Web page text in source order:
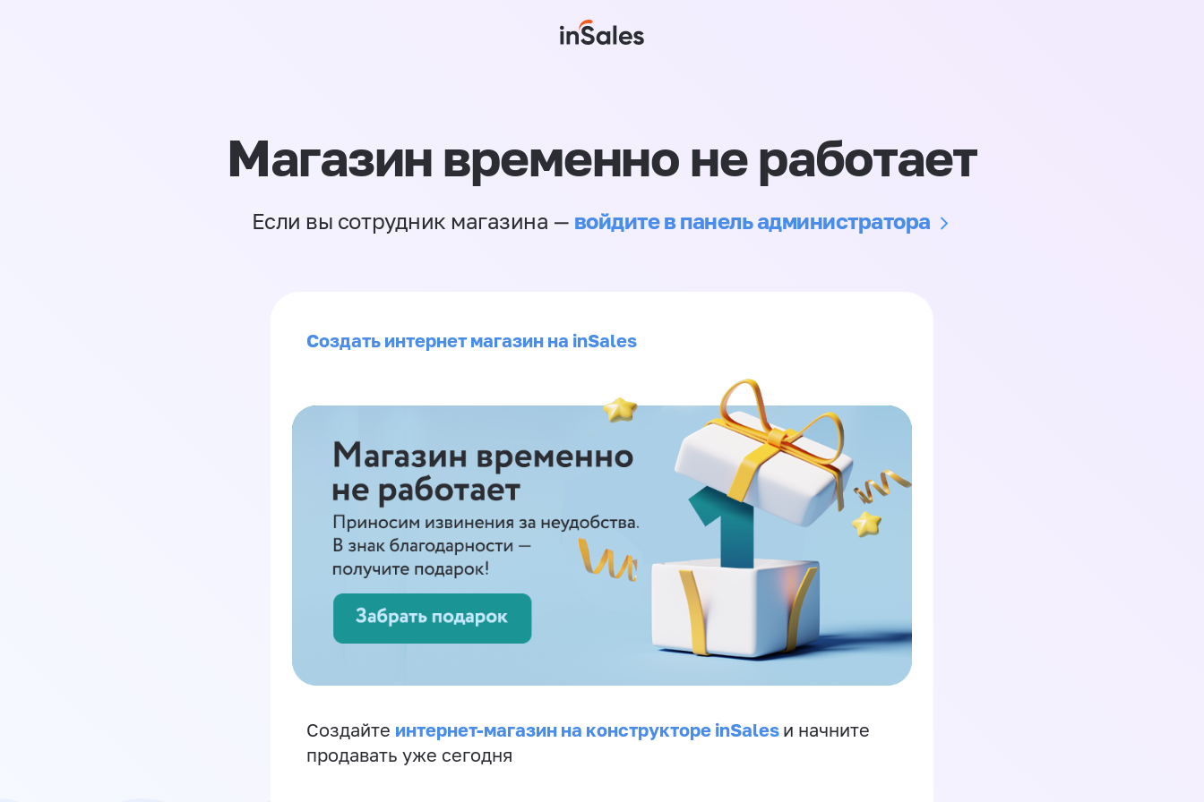
Магазин временно не работает
Если вы сотрудник магазина — войдите в панель администратора
Создать интернет магазин на inSales
Создайте интернет-магазин на конструкторе inSales и начните
продавать уже сегодня